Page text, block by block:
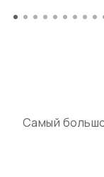
Самый